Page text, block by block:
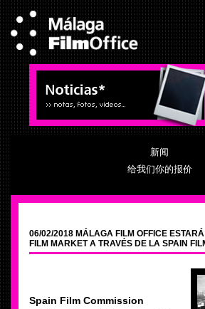
新闻
给我们你的报价
06/02/2018 MÁLAGA FILM OFFICE
FILM MARKET A TRAVÉS DE LA SPAIN
Spain Film Commission